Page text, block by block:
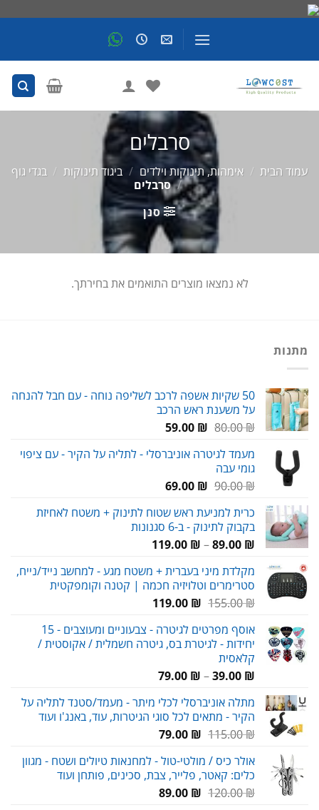
סרבלים
עמוד הבית / אימהות, תינוקות וילדים / ביגוד תינוקות / בגדי גוף
/ סרבלים
סנן
לא נמצאו מוצרים התואמים את בחירתך.
מתנות
50 שקיות אשפה לרכב לשליפה נוחה - עם חבל להנחה
על משענת ראש הרכב
80.00₪
המחיר
היה:
59.00 ₪
המחיר
הוא:
מעמד לגיטרה אוניברסלי - לתליה על הקיר - עם ציפוי
גומי עבה
90.00₪
המחיר
היה:
90.00 ₪.
69.00 ₪
המחיר
הוא:
69.00 ₪.
כרית למניעת ראש שטוח לתינוק + משטח לאחיזת
בקבוק לתינוק - ב-6 סגנונות
89.00 ₪
–
119.00 ₪
עד
מקלדת מיני בעברית + משטח מגע - למחשב נייד/נייח,
סטרימרים וטלויזיה חכמה | קטנה וקומפקטית
155.00₪
המחיר
היה:
155.00 ₪.
119.00 ₪
המחיר
הוא:
119.00 ₪.
אוסף מפרטים לגיטרה - צבעוניים ומעוצבים - 15
יחידות - לגיטרת בס, גיטרה חשמלית / אקוסטית /
קלאסית
39.00 ₪
–
79.00 ₪
טווח
עד
מתלה אוניברסלי לכלי מיתר - מעמד/סטנד לתליה על
הקיר - מתאים לכל סוגי הגיטרות, עוד, באנג'ו ועוד
115.00₪
המחיר
היה:
115.00 ₪.
79.00 ₪
המחיר
הוא:
79.00 ₪.
אולר כיס / מולטי-טול - למחנאות טיולים ושטח - מגוון
כלים: קאטר, פלייר, צבת, סכינים, פותחן ועוד
120.00₪
המחיר89.00 ₪
המחיר